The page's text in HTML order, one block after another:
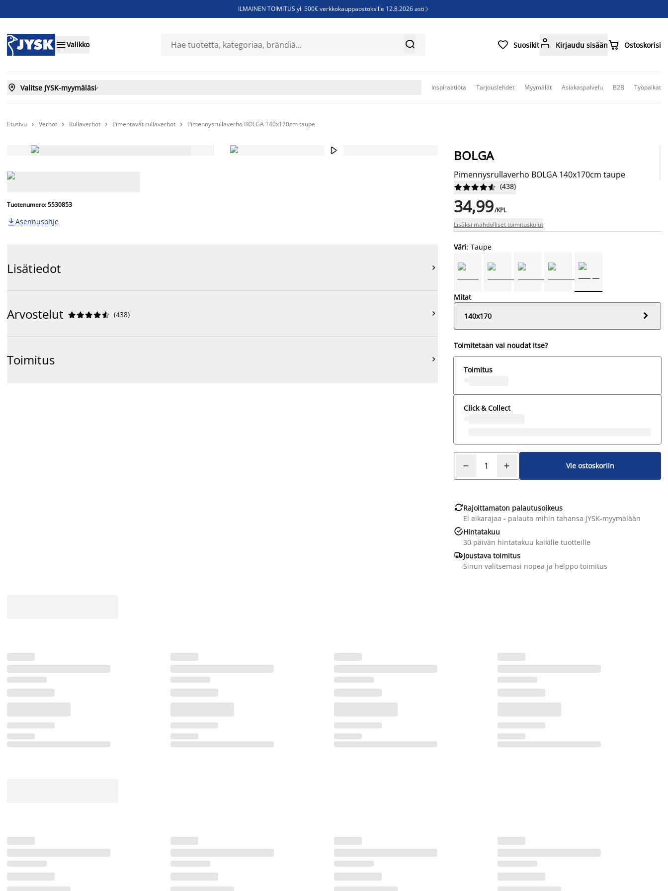
ILMAINEN TOIMITUS yli 500€ verkkokauppaostoksille 12.8.2026 asti 
Sijauspatjoja - Säästä jopa 60%
Valikko   Suosikit Kirjaudu sisään Ostoskorisi
 Valitse JYSK-myymäläsi Inspiraatiota Tarjouslehdet Myymälät Asiakaspalvelu B2B Työpaikat
Etusivu  Verhot  Rullaverhot  Pimentävät rullaverhot  Pimennysrullaverho BOLGA 140x170cm taupe

Tuotenumero: 5530853
 Asennusohje
Lisätiedot 
Arvostelut 




 (438) 
Toimitus 
BOLGA
Pimennysrullaverho BOLGA 140x170cm taupe





 (438)
34,99/KPL
Lisäksi mahdolliset toimituskulut
Väri: Taupe
Mitat
140x170

Toimitetaan vai noudat itse?
Toimitus
Click & Collect
Vie ostoskoriin
Rajoittamaton palautusoikeus
Ei aikarajaa - palauta mihin tahansa JYSK-myymälään
Hintatakuu
30 päivän hintatakuu kaikille tuotteille
Joustava toimitus
Sinun valitsemasi nopea ja helppo toimitus